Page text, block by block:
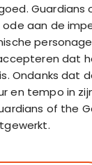
Guardians
ode aan de
dat
Ondanks dat
en tempo in
of the